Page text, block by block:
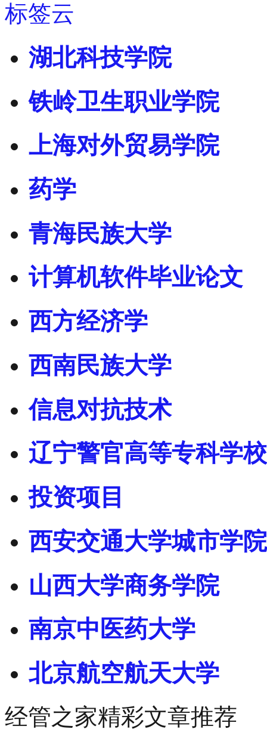
标签云
湖北科技学院
铁岭卫生职业学院
上海对外贸易学院
药学
青海民族大学
计算机软件毕业论文
西方经济学
西南民族大学
信息对抗技术
辽宁警官高等专科学校
投资项目
西安交通大学城市学院
山西大学商务学院
南京中医药大学
北京航空航天大学
经管之家精彩文章推荐